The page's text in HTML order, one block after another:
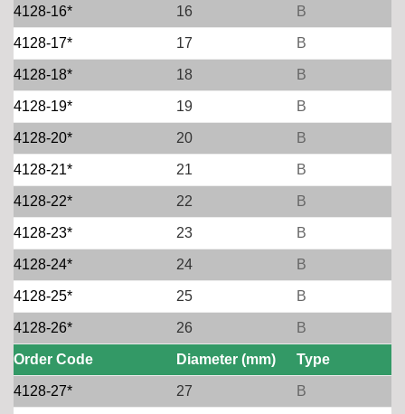
4128-16* 16 B
4128-17* 17 B
4128-18* 18 B
4128-19* 19 B
4128-20* 20 B
4128-21* 21 B
4128-22* 22 B
4128-23* 23 B
4128-24* 24 B
4128-25* 25 B
4128-26* 26 B
Order Code Diameter (mm) Type
4128-27* 27 B